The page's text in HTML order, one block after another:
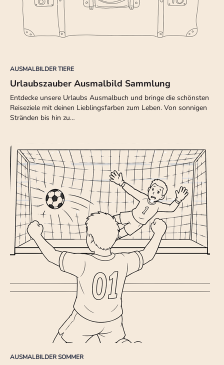
AUSMALBILDER TIERE
Urlaubszauber Ausmalbild Sammlung
Entdecke unsere Urlaubs Ausmalbuch und bringe die schönsten
Reiseziele mit deinen Lieblingsfarben zum Leben. Von sonnigen
Stränden bis hin zu…
AUSMALBILDER SOMMER